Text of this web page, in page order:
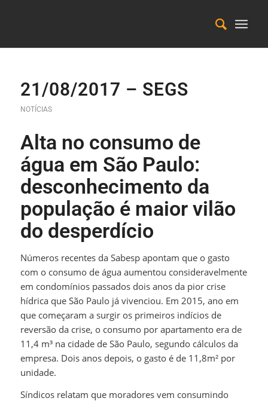
21/08/2017 – SEGS
NOTÍCIAS
Alta no consumo de
água em São Paulo:
desconhecimento da
população é maior vilão
do desperdício
Números recentes da Sabesp apontam que o gasto
com o consumo de água aumentou consideravelmente
em condomínios passados dois anos da pior crise
hídrica que São Paulo já vivenciou. Em 2015, ano em
que começaram a surgir os primeiros indícios de
reversão da crise, o consumo por apartamento era de
11,4 m³ na cidade de São Paulo, segundo cálculos da
empresa. Dois anos depois, o gasto é de 11,8m² por
unidade.
Síndicos relatam que moradores vem consumindo